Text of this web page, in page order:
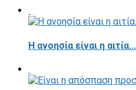
Η ανοησία είναι η αιτία...